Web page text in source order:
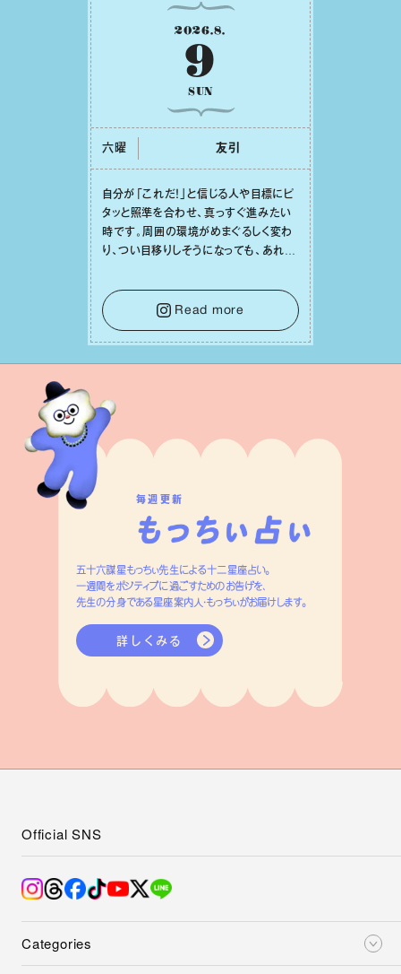
2026.8.
9
SUN
六曜 友引
⾃分が「これだ！」と信じる⼈や⽬標にピ
タッと照準を合わせ、真っすぐ進みたい
時です。周囲の環境がめまぐるしく変わ
り、つい⽬移りしそうになっても、あれこ
をそっと⼿放し、⽬の前のことに集中しま
しょう。そのブレない決意が、あなたにと
って有意義で安定した成果を引き寄せま
す。
Read more
毎週更新
五十六謀星もっちぃ先生による十二星座占い。
一週間をポジティブに過ごすためのお告げを、
先生の分身である星座案内人・もっちぃがお届けします。
詳しくみる
Categories
Official SNS